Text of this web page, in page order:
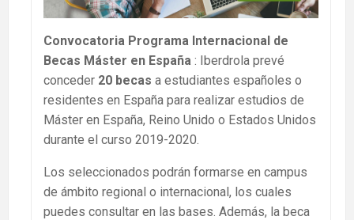
Convocatoria Programa Internacional de
Becas Máster en España : Iberdrola prevé
conceder 20 becas a estudiantes españoles o
residentes en España para realizar estudios de
Máster en España, Reino Unido o Estados Unidos
durante el curso 2019-2020.
Los seleccionados podrán formarse en campus
de ámbito regional o internacional, los cuales
puedes consultar en las bases. Además, la beca